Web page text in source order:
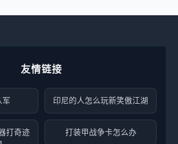
友情链接
军 印尼的人怎么玩新笑傲江湖
打奇迹
打装甲战争卡怎么办